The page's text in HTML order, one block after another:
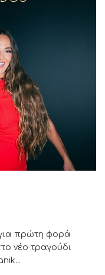
για πρώτη φορά
νέο τραγούδι